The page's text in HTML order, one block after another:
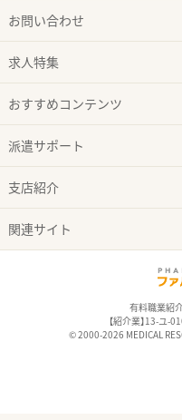
お問い合わせ
求人特集
おすすめコンテンツ
派遣サポート
支店紹介
関連サイト
有料職業紹
【紹介業】13-ユ-
© 2000-2026 MEDICAL